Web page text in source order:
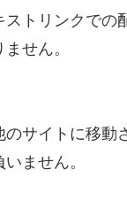
トリンクでの
せん。
サイトに移
ません。